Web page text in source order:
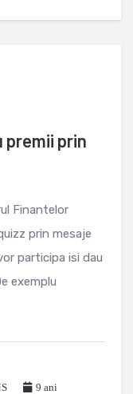
premii prin
Finantelor
prin mesaje
participa isi dau
exemplu
9 ani